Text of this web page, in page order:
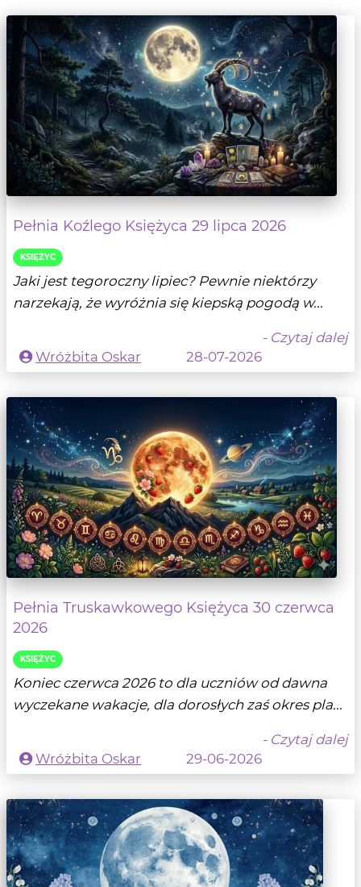
Pełnia Koźlego Księżyca 29 lipca 2026
KSIĘŻYC
Jaki jest tegoroczny lipiec? Pewnie niektórzy
narzekają, że wyróżnia się kiepską pogodą w...
- Czytaj dalej
Wróżbita Oskar
28-07-2026
Pełnia Truskawkowego Księżyca 30 czerwca
2026
KSIĘŻYC
Koniec czerwca 2026 to dla uczniów od dawna
wyczekane wakacje, dla dorosłych zaś okres pla...
- Czytaj dalej
Wróżbita Oskar
29-06-2026